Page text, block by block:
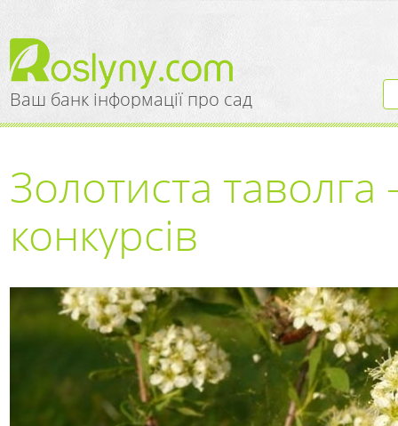
Ваш банк інформації про сад
Золотиста
конкурсів